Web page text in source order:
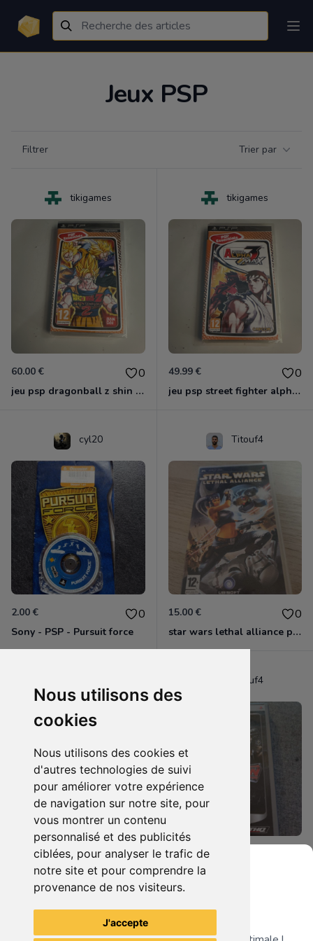
Nous utilisons des
cookies
Nous utilisons des cookies et
d'autres technologies de suivi
pour améliorer votre expérience
de navigation sur notre site, pour
vous montrer un contenu
personnalisé et des publicités
ciblées, pour analyser le trafic de
notre site et pour comprendre la
provenance de nos visiteurs.
J'accepte
Jeux PSP
Filtrer Trier par
tikigames
60.00 € 0
jeu psp dragonball z shin budokai 2 neuf blister
tikigames
49.99 € 0
jeu psp street fighter alpha 3 max essentials neuf blister
cyl20
2.00 € 0
Sony - PSP - Pursuit force
Titouf4
15.00 € 0
star wars lethal alliance psp
5.00 € 0
2 jeux de PSP
Titouf4
3.00 €
Smack down vs raw 2010
Grenier du Geek